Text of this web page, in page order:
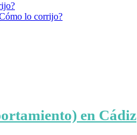
lo corrijo?
en Cádiz